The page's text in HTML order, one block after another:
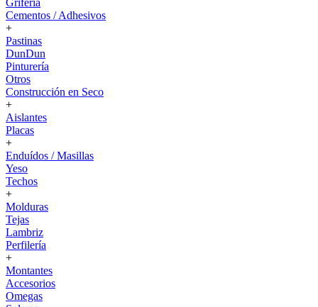
Grifería
Cementos / Adhesivos
+
Pastinas
DunDun
Pinturería
Otros
Construcción en Seco
+
Aislantes
Placas
+
Enduídos / Masillas
Yeso
Techos
+
Molduras
Tejas
Lambriz
Perfilería
+
Montantes
Accesorios
Omegas